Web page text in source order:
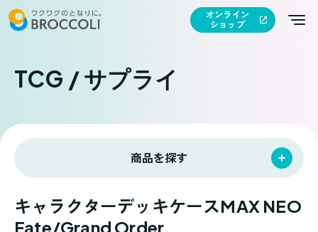
オンライン
ショップ
TCG / サプライ
商品を探す
キャラクターデッキケースMAX NEO
Fate/Grand Order